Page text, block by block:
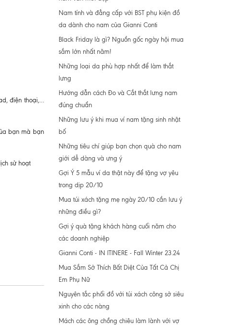
điện thoại,…
bạn mà bạn
sử hoạt
Nam tính và đẳng cấp với BST phụ kiện đồ
da dành cho nam của Gianni Conti
Black Friday là gì? Nguồn gốc ngày hội mua
sắm lớn nhất năm!
Những loại da phù hợp nhất để làm thắt
lưng
Hướng dẫn cách Đo và Cắt thắt lưng nam
đúng chuẩn
Những lưu ý khi mua ví nam tặng sinh nhật
bố
Những tiêu chí giúp bạn chọn quà cho nam
giới dễ dàng và ưng ý
Gợi Ý 5 mẫu ví da thật này để tặng vợ yêu
trong dịp 20/10
Mua túi xách tặng mẹ ngày 20/10 cần lưu ý
những điều gì?
Gợi ý quà tặng khách hàng cuối năm cho
các doanh nghiệp
Gianni Conti - IN ITINERE - Fall Winter 23.24
Mua Sắm Sở Thích Bất Diệt Của Tất Cả Chị
Em Phụ Nữ
Nguyên tắc phối đồ với túi xách công sở siêu
xinh cho các nàng
Mách các ông chồng chiêu làm lành với vợ